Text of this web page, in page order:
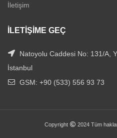
İletişim
İLETIŞIME GEÇ
Natoyolu Caddesi No: 131/A,
İstanbul
GSM: +90 (533) 556 93 73
Copyright 2024 Tüm